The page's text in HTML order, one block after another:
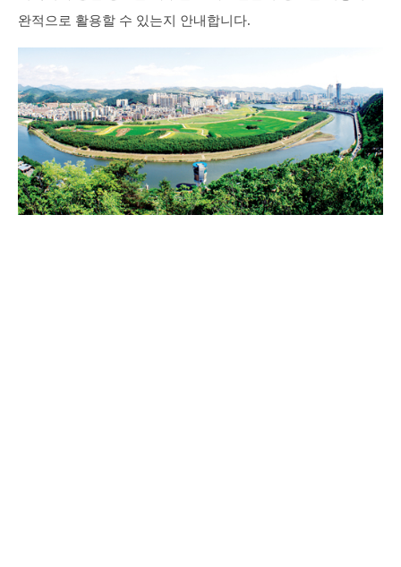
완적으로 활용할 수 있는지 안내합니다.